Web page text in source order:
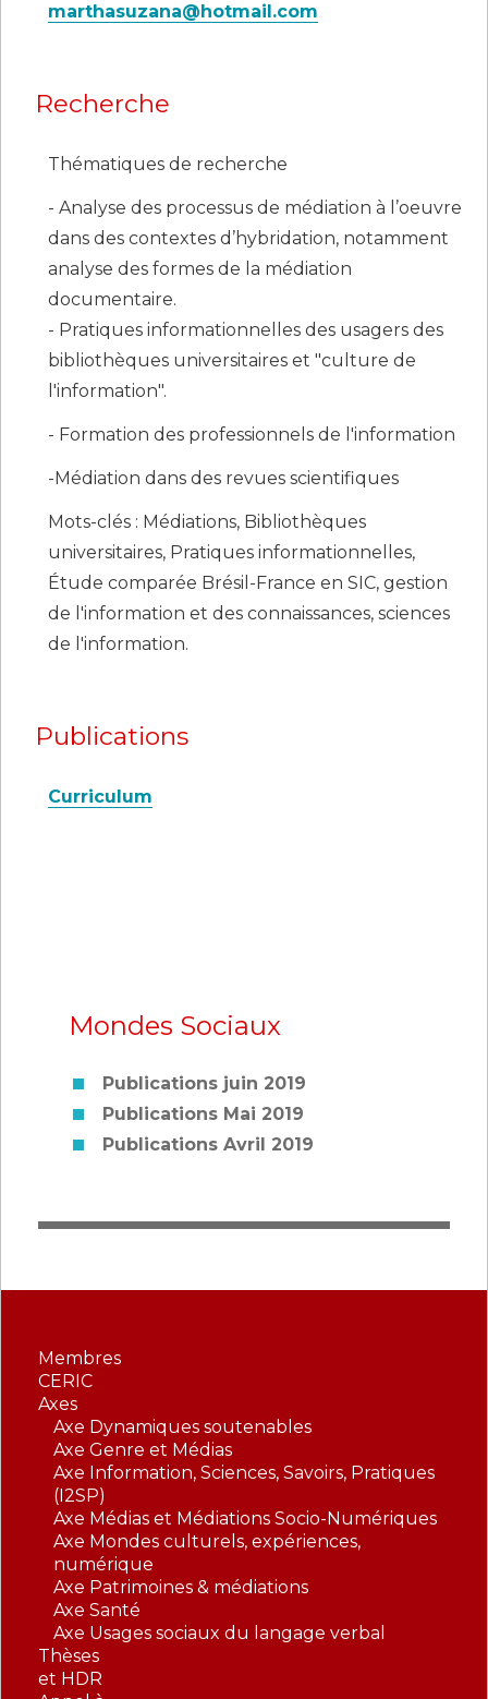
marthasuzana@hotmail.com
Recherche
Thématiques de recherche
- Analyse des processus de médiation à l’oeuvre
dans des contextes d’hybridation, notamment
analyse des formes de la médiation
documentaire.
- Pratiques informationnelles des usagers des
bibliothèques universitaires et "culture de
l'information".
- Formation des professionnels de l'information
-Médiation dans des revues scientifiques
Mots-clés : Médiations, Bibliothèques
universitaires, Pratiques informationnelles,
Étude comparée Brésil-France en SIC, gestion
de l'information et des connaissances, sciences
de l'information.
Publications
Curriculum
Mondes Sociaux
Publications juin 2019
Publications Mai 2019
Publications Avril 2019
Membres
CERIC
Axes
Axe Dynamiques soutenables
Axe Genre et Médias
Axe Information, Sciences, Savoirs, Pratiques
(I2SP)
Axe Médias et Médiations Socio-Numériques
Axe Mondes culturels, expériences,
numérique
Axe Patrimoines & médiations
Axe Santé
Axe Usages sociaux du langage verbal
Thèses
et HDR